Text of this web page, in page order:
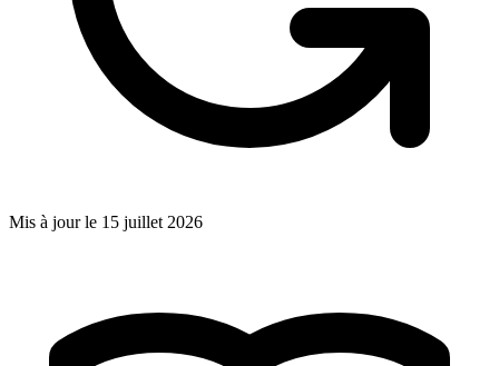
Mis à jour le 15 juillet 2026